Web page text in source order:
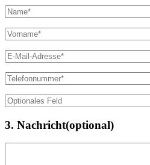
3. Nachricht(optional)